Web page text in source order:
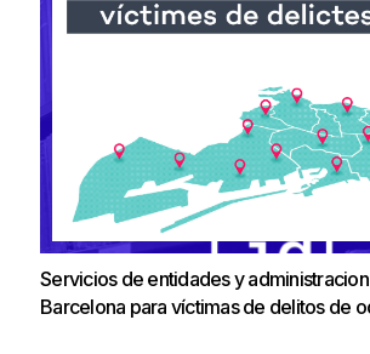
Servicios de entidades y
Barcelona para víctimas de delitos de